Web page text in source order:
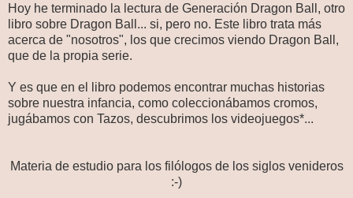
Hoy he terminado la lectura de Generación Dragon Ball, otro
libro sobre Dragon Ball... si, pero no. Este libro trata más
acerca de "nosotros", los que crecimos viendo Dragon Ball,
que de la propia serie.
Y es que en el libro podemos encontrar muchas historias
sobre nuestra infancia, como coleccionábamos cromos,
jugábamos con Tazos, descubrimos los videojuegos*...
Materia de estudio para los filólogos de los siglos venideros
:-)